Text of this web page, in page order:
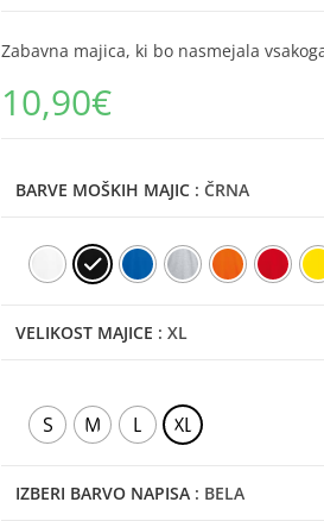
Zabavna majica, ki bo nasmejala
10,90€
BARVE MOŠKIH MAJIC : ČRNA
VELIKOST MAJICE : XL
S M L XL
IZBERI BARVO NAPISA : BELA